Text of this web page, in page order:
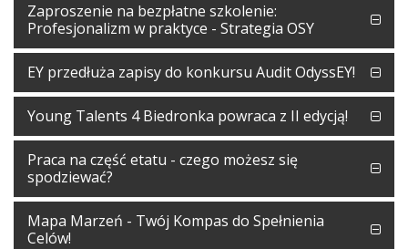
Zaproszenie na bezpłatne szkolenie:
Profesjonalizm w praktyce - Strategia OSY
EY przedłuża zapisy do konkursu Audit OdyssEY!
Young Talents 4 Biedronka powraca z II edycją!
Praca na część etatu - czego możesz się
spodziewać?
Mapa Marzeń - Twój Kompas do Spełnienia
Celów!